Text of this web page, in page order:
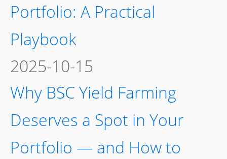
Portfolio: A Practical
Playbook
2025-10-15
Why BSC Yield Farming
Deserves a Spot in Your
Portfolio — and How to